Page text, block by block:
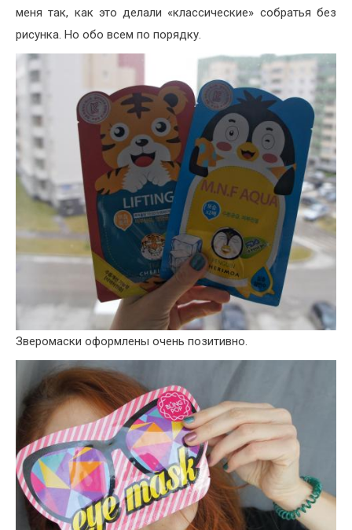
меня так, как это делали «классические» собратья без
рисунка. Но обо всем по порядку.
Зверомаски оформлены очень позитивно.